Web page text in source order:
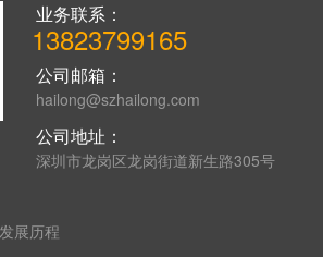
业务联系：
13823799165
公司邮箱：
hailong@szhailong.com
公司地址：
深圳市龙岗区龙岗街道新生路305号
发展历程